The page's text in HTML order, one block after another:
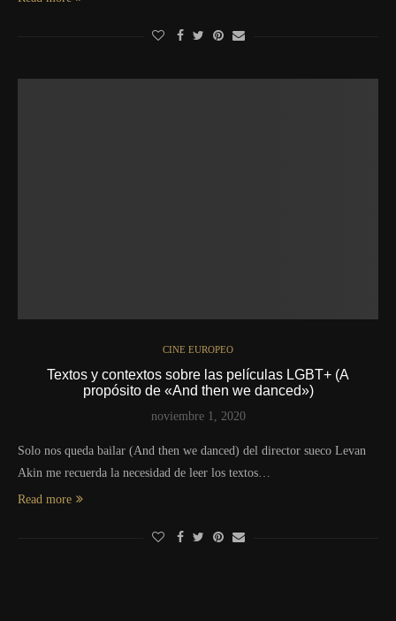
CINE EUROPEO
Textos y contextos sobre las películas LGBT+ (A
propósito de «And then we danced»)
noviembre 1, 2020
Solo nos queda bailar (And then we danced) del director sueco Levan
Akin me recuerda la necesidad de leer los textos…
Read more